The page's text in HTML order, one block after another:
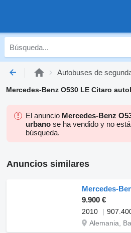
Autobuses de
Mercedes-Benz O530 LE Citaro
El anuncio Mercedes-Benz
urbano se ha vendido y no
búsqueda.
Anuncios similares
Mercedes-
9.900 €
2010
Alemania,